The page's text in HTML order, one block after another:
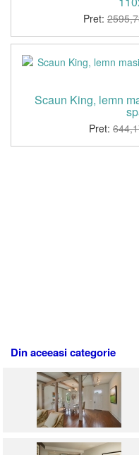
Pret:
Scaun King, lemn
Pret:
Din aceeasi categorie